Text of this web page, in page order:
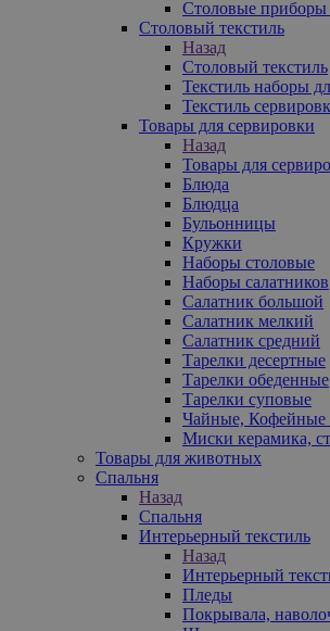
Столовые приборы
Столовый текстиль
Назад
Столовый текстиль
Текстиль наборы
Текстиль
Товары для сервировки
Назад
Товары для
Блюда
Блюдца
Бульонницы
Кружки
Наборы столовые
Наборы салатников
Салатник большой
Салатник мелкий
Салатник средний
Тарелки десертные
Тарелки обеденные
Тарелки суповые
Чайные, Кофейные
Миски керамика,
Товары для животных
Спальня
Назад
Спальня
Интерьерный текстиль
Назад
Интерьерный
Пледы
Покрывала,